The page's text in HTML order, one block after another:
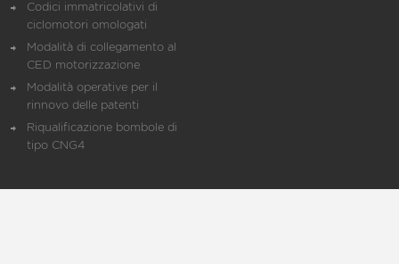
Codici immatricolativi di
ciclomotori omologati
Modalità di collegamento al
CED motorizzazione
Modalità operative per il
rinnovo delle patenti
Riqualificazione bombole di
tipo CNG4